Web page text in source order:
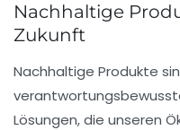
Nachhaltige
Zukunft
Nachhaltige Produkte
Lösungen, die unseren